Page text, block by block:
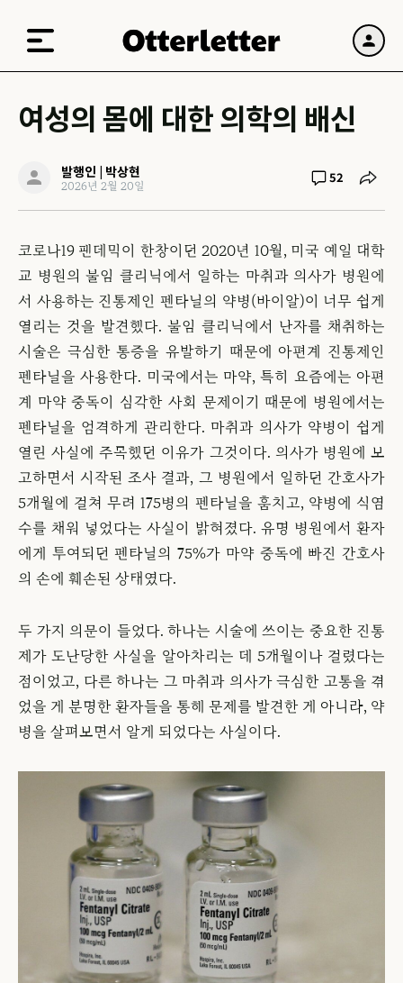
여성의 몸에 대한 의학의 배신
발행인 | 박상현
2026년 2월 20일 52
코로나19 팬데믹이 한창이던 2020년 10월, 미국 예일 대학
교 병원의 불임 클리닉에서 일하는 마취과 의사가 병원에
서 사용하는 진통제인 펜타닐의 약병(바이알)이 너무 쉽게
열리는 것을 발견했다. 불임 클리닉에서 난자를 채취하는
시술은 극심한 통증을 유발하기 때문에 아편계 진통제인
펜타닐을 사용한다. 미국에서는 마약, 특히 요즘에는 아편
계 마약 중독이 심각한 사회 문제이기 때문에 병원에서는
펜타닐을 엄격하게 관리한다. 마취과 의사가 약병이 쉽게
열린 사실에 주목했던 이유가 그것이다. 의사가 병원에 보
고하면서 시작된 조사 결과, 그 병원에서 일하던 간호사가
5개월에 걸쳐 무려 175병의 펜타닐을 훔치고, 약병에 식염
수를 채워 넣었다는 사실이 밝혀졌다. 유명 병원에서 환자
에게 투여되던 펜타닐의 75%가 마약 중독에 빠진 간호사
의 손에 훼손된 상태였다.
두 가지 의문이 들었다. 하나는 시술에 쓰이는 중요한 진통
제가 도난당한 사실을 알아차리는 데 5개월이나 걸렸다는
점이었고, 다른 하나는 그 마취과 의사가 극심한 고통을 겪
었을 게 분명한 환자들을 통해 문제를 발견한 게 아니라, 약
병을 살펴보면서 알게 되었다는 사실이다.